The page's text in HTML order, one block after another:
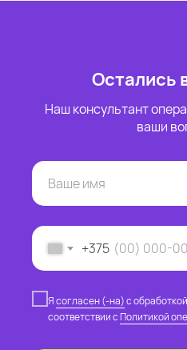
Остались
Наш консультант
ваши
+375
Ясогласен (-на)с
соответствии сПолитикой